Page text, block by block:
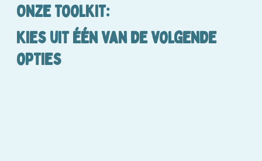
Onze ToolKit:
kies uit één van de volgende
opties